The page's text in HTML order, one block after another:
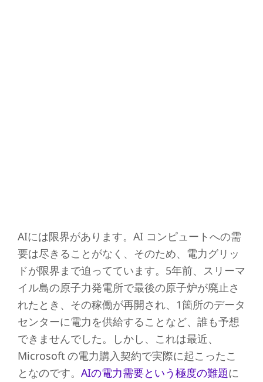
AIには限界があります。AI コンピュートへの需
要は尽きることがなく、そのため、電力グリッ
ドが限界まで迫ってています。5年前、スリーマ
イル島の原子力発電所で最後の原子炉が廃止さ
れたとき、その稼働が再開され、1箇所のデータ
センターに電力を供給することなど、誰も予想
できませんでした。しかし、これは最近、
Microsoft の電力購入契約で実際に起こったこ
となのです。 AIの電力需要という極度の難題に